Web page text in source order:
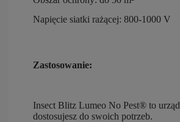
Napięcie siatki rażącej: 800-1000 V
Zastosowanie:
Insect Blitz Lumeo No Pest® to
dostosujesz do swoich potrzeb.